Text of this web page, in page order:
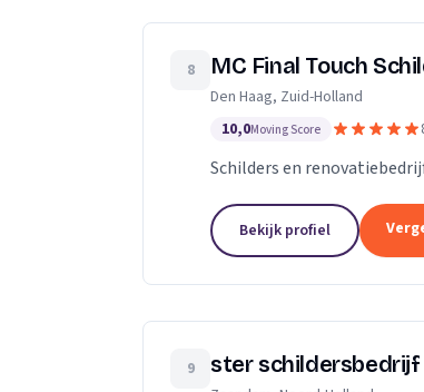
8 MC Final Touch
Den Haag, Zuid-Holland
10,0Moving Score
Schilders en
Bekijk profiel
9 ster schildersbedrijf